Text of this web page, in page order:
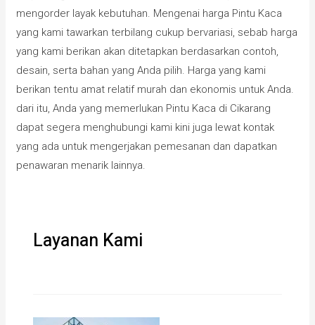
mengorder layak kebutuhan. Mengenai harga Pintu Kaca
yang kami tawarkan terbilang cukup bervariasi, sebab harga
yang kami berikan akan ditetapkan berdasarkan contoh,
desain, serta bahan yang Anda pilih. Harga yang kami
berikan tentu amat relatif murah dan ekonomis untuk Anda.
dari itu, Anda yang memerlukan Pintu Kaca di Cikarang
dapat segera menghubungi kami kini juga lewat kontak
yang ada untuk mengerjakan pemesanan dan dapatkan
penawaran menarik lainnya.
Layanan Kami